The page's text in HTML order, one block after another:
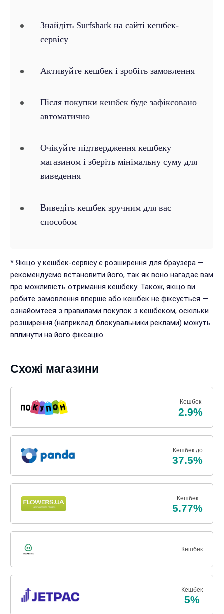
Знайдіть Surfshark на сайті кешбек-
сервісу
Активуйте кешбек і зробіть замовлення
Після покупки кешбек буде зафіксовано
автоматично
Очікуйте підтвердження кешбеку
магазином і зберіть мінімальну суму для
виведення
Виведіть кешбек зручним для вас
способом
* Якщо у кешбек-сервісу є розширення для браузера —
рекомендуємо встановити його, так як воно нагадає вам
про можливість отримання кешбеку. Також, якщо ви
робите замовлення вперше або кешбек не фіксується —
ознайомтеся з правилами покупок з кешбеком, оскільки
розширення (наприклад блокувальники реклами) можуть
вплинути на його фіксацію.
Схожі магазини
Кешбек
2.9%
Кешбек до
37.5%
Кешбек
5.77%
Кешбек
Кешбек
5%